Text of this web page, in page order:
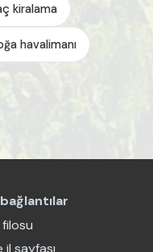
kiralama
havalimanı
bağlantılar
il sayfası